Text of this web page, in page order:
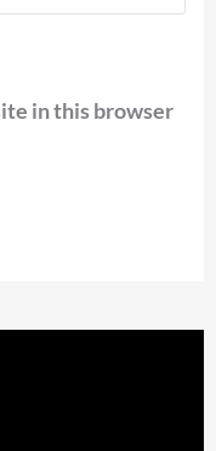
in this browser